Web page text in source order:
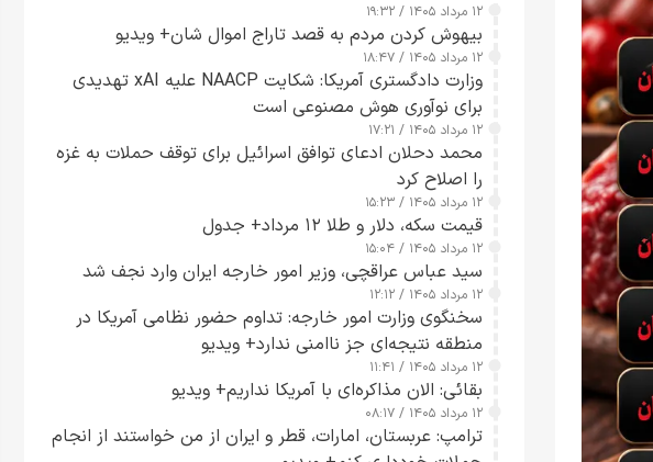
۱۲ مرداد ۱۴۰۵ / ۱۹:۳۲
بیهوش کردن مردم به قصد تاراج اموال شان+ ویدیو
۱۲ مرداد ۱۴۰۵ / ۱۸:۴۷
وزارت دادگستری آمریکا: شکایت NAACP علیه xAI تهدیدی
برای نوآوری هوش مصنوعی است
۱۲ مرداد ۱۴۰۵ / ۱۷:۲۱
محمد دحلان ادعای توافق اسرائیل برای توقف حملات به غزه
را اصلاح کرد
۱۲ مرداد ۱۴۰۵ / ۱۵:۲۳
قیمت سکه، دلار و طلا ۱۲ مرداد+ جدول
۱۲ مرداد ۱۴۰۵ / ۱۵:۰۴
سید عباس عراقچی، وزیر امور خارجه ایران وارد نجف شد
۱۲ مرداد ۱۴۰۵ / ۱۲:۱۲
سخنگوی وزارت امور خارجه: تداوم حضور نظامی آمریکا در
منطقه نتیجه‌ای جز ناامنی ندارد+ ویدیو
۱۲ مرداد ۱۴۰۵ / ۱۱:۴۱
بقائی: الان مذاکره‌ای با آمریکا نداریم+ ویدیو
۱۲ مرداد ۱۴۰۵ / ۰۸:۱۷
ترامپ: عربستان، امارات، قطر و ایران از من خواستند از انجام